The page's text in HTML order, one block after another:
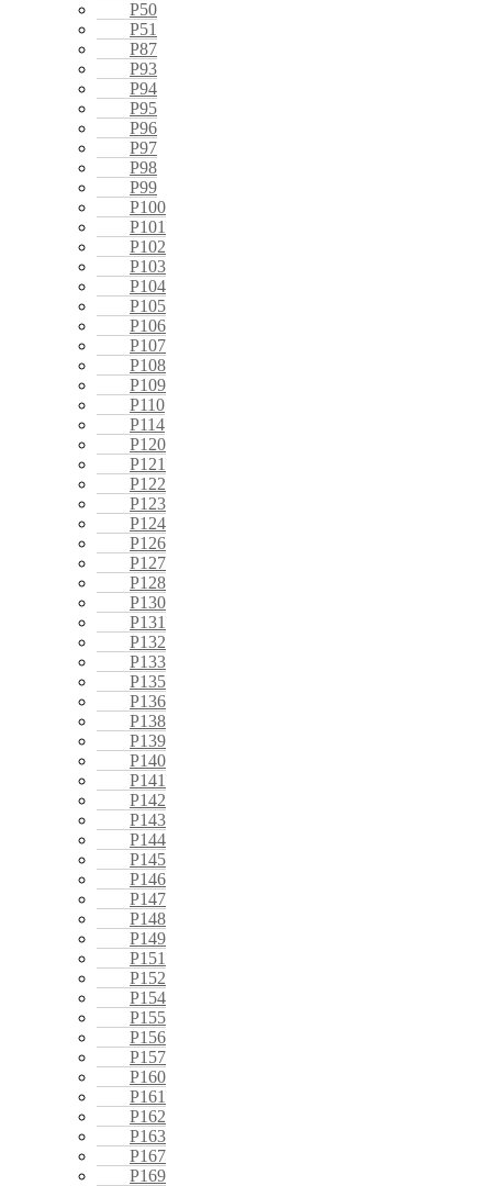
P50
P51
P87
P93
P94
P95
P96
P97
P98
P99
P100
P101
P102
P103
P104
P105
P106
P107
P108
P109
P110
P114
P120
P121
P122
P123
P124
P126
P127
P128
P130
P131
P132
P133
P135
P136
P138
P139
P140
P141
P142
P143
P144
P145
P146
P147
P148
P149
P151
P152
P154
P155
P156
P157
P160
P161
P162
P163
P167
P169